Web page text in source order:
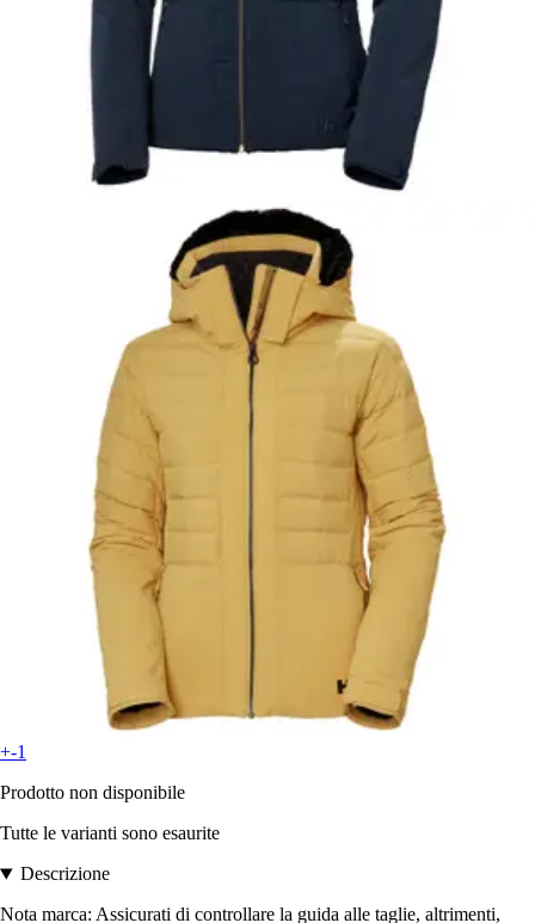
+-1
Prodotto non disponibile
Tutte le varianti sono esaurite
Descrizione
Nota marca: Assicurati di controllare la guida alle taglie, altrimenti,